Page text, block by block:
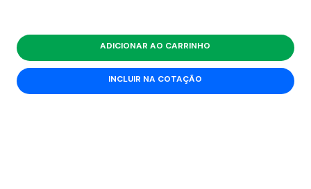
ADICIONAR AO CARRINHO
INCLUIR NA COTAÇÃO